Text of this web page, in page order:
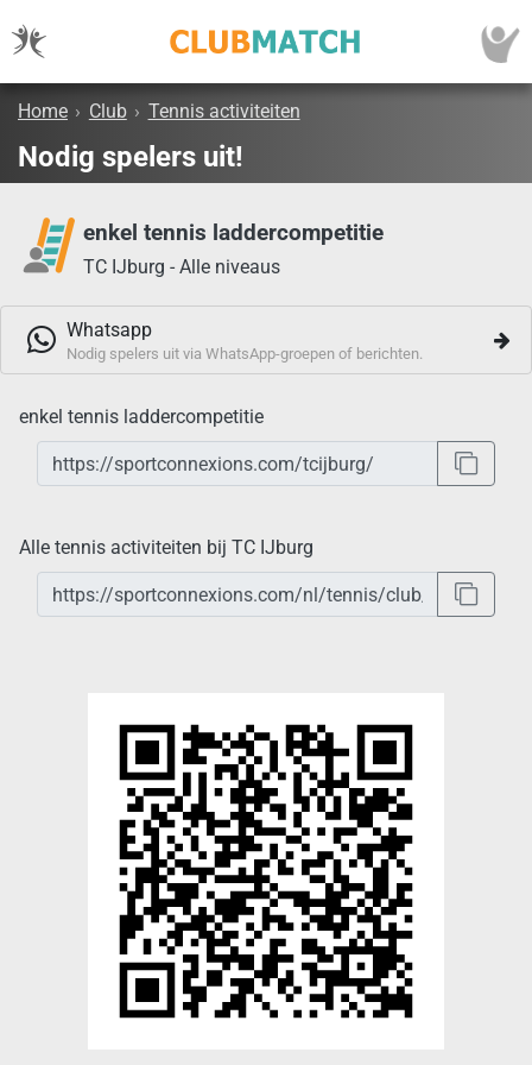
Home › Club › Tennis activiteiten
Nodig spelers uit!
enkel tennis laddercompetitie
TC IJburg - Alle niveaus
Whatsapp
Nodig spelers uit via WhatsApp-groepen of berichten.
enkel tennis laddercompetitie
Alle tennis activiteiten bij TC IJburg